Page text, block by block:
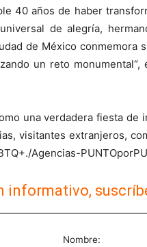
40 años de haber
de alegría,
de México conmemora
un reto
una verdadera fiesta
visitantes extranjeros,
Agencias-
informativo,
Nombre: